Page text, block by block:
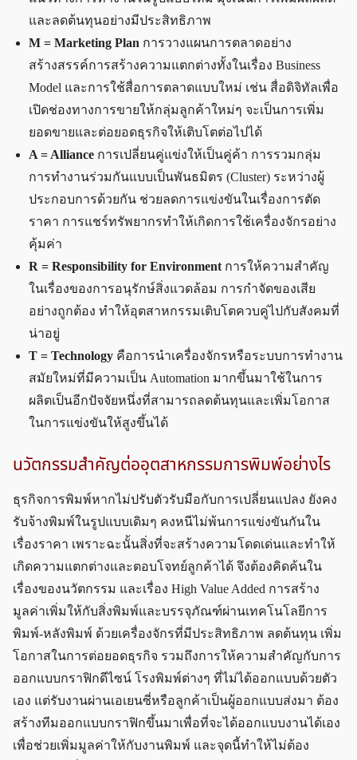
และลดต้นทุนอย่างมีประสิทธิภาพ
M = Marketing Plan การวางแผนการตลาดอย่าง
สร้างสรรค์การสร้างความแตกต่างทั้งในเรื่อง Business
Model และการใช้สื่อการตลาดแบบใหม่ เช่น สื่อดิจิทัลเพื่อ
เปิดช่องทางการขายให้กลุ่มลูกค้าใหม่ๆ จะเป็นการเพิ่ม
ยอดขายและต่อยอดธุรกิจให้เติบโตต่อไปได้
A = Alliance การเปลี่ยนคู่แข่งให้เป็นคู่ค้า การรวมกลุ่ม
การทำงานร่วมกันแบบเป็นพันธมิตร (Cluster) ระหว่างผู้
ประกอบการด้วยกัน ช่วยลดการแข่งขันในเรื่องการตัด
ราคา การแชร์ทรัพยากรทำให้เกิดการใช้เครื่องจักรอย่าง
คุ้มค่า
R = Responsibility for Environment การให้ความสำคัญ
ในเรื่องของการอนุรักษ์สิ่งแวดล้อม การกำจัดของเสีย
อย่างถูกต้อง ทำให้อุตสาหกรรมเติบโตควบคู่ไปกับสังคมที่
น่าอยู่
T = Technology คือการนำเครื่องจักรหรือระบบการทำงาน
สมัยใหม่ที่มีความเป็น Automation มากขึ้นมาใช้ในการ
ผลิตเป็นอีกปัจจัยหนึ่งที่สามารถลดต้นทุนและเพิ่มโอกาส
ในการแข่งขันให้สูงขึ้นได้
นวัตกรรมสำคัญต่ออุตสาหกรรมการพิมพ์อย่างไร
ธุรกิจการพิมพ์หากไม่ปรับตัวรับมือกับการเปลี่ยนแปลง ยังคง
รับจ้างพิมพ์ในรูปแบบเดิมๆ คงหนีไม่พ้นการแข่งขันกันใน
เรื่องราคา เพราะฉะนั้นสิ่งที่จะสร้างความโดดเด่นและทำให้
เกิดความแตกต่างและตอบโจทย์ลูกค้าได้ จึงต้องคิดค้นใน
เรื่องของนวัตกรรม และเรื่อง High Value Added การสร้าง
มูลค่าเพิ่มให้กับสิ่งพิมพ์และบรรจุภัณฑ์ผ่านเทคโนโลยีการ
พิมพ์-หลังพิมพ์ ด้วยเครื่องจักรที่มีประสิทธิภาพ ลดต้นทุน เพิ่ม
โอกาสในการต่อยอดธุรกิจ รวมถึงการให้ความสำคัญกับการ
ออกแบบกราฟิกดีไซน์ โรงพิมพ์ต่างๆ ที่ไม่ได้ออกแบบด้วยตัว
เอง แต่รับงานผ่านเอเยนซี่หรือลูกค้าเป็นผู้ออกแบบส่งมา ต้อง
สร้างทีมออกแบบกราฟิกขึ้นมาเพื่อที่จะได้ออกแบบงานได้เอง
เพื่อช่วยเพิ่มมูลค่าให้กับงานพิมพ์ และจุดนี้ทำให้ไม่ต้อง